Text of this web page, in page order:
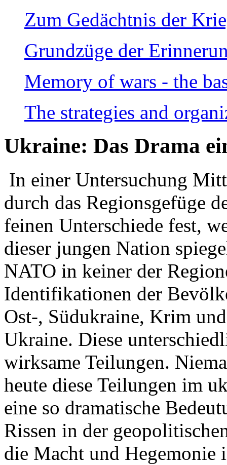
Zum Gedächtnis der
Grundzüge der
Memory of wars - the
The strategies and
Ukraine: Das Drama
In einer Untersuchung
durch das Regionsgefüge
feinen Unterschiede fest,
dieser jungen Nation
NATO in keiner der
Identifikationen der
Ost-, Südukraine, Krim
Ukraine. Diese
wirksame Teilungen.
heute diese Teilungen im
eine so dramatische
Rissen in der
die Macht und Hegemonie